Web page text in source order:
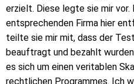
erzielt. Diese legte sie mir vor.
entsprechenden Firma hier
teilte sie mir mit, dass der
beauftragt und bezahlt
es sich um einen veritablen
rechtlichen Programmes. Ich